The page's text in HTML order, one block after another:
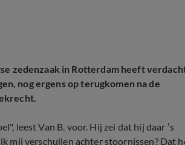
zedenzaak in Rotterdam heeft
nog ergens op terugkomen na de
leest Van B. voor. Hij zei dat hij daar ’s
mij verschuilen achter stoornissen? Dat